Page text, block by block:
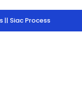
|| Siac Process